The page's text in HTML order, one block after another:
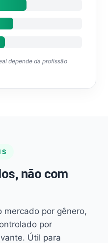
depende da profissão
não com
mercado por gênero,
por
Útil para